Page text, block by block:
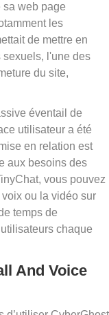
sa web page
les
de mettre en
sexuels, l'une des
du site,
éventail de
utilisateur a été
en relation est
aux besoins des
vous pouvez
ou la vidéo sur
temps de
chaque
And Voice